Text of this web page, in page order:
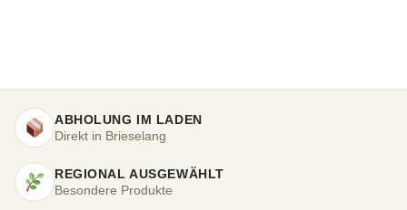
ABHOLUNG IM LADEN
Direkt in Brieselang
REGIONAL AUSGEWÄHLT
Besondere Produkte